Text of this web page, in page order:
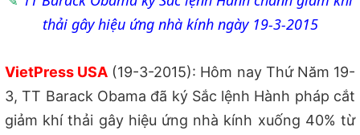
thải gây hiệu ứng nhà kính ngày 19-3-2015
VietPress USA (19-3-2015): Hôm nay Thứ Năm 19-
3, TT Barack Obama đã ký Sắc lệnh Hành pháp cắt
giảm khí thải gây hiệu ứng nhà kính xuống 40% từ